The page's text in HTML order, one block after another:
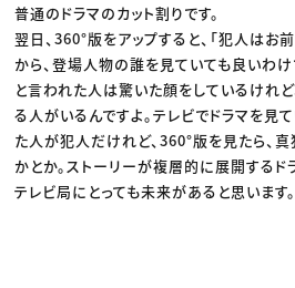
普通のドラマのカット割りです。
翌日、360°版をアップすると、「犯人はお
から、登場人物の誰を見ていても良いわけ
と言われた人は驚いた顔をしているけれ
る人がいるんですよ。テレビでドラマを見
た人が犯人だけれど、360°版を見たら、
かとか。ストーリーが複層的に展開する
テレビ局にとっても未来があると思います。